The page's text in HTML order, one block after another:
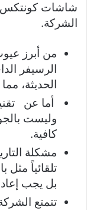
شاشات كونتكس
الشركة.
من أبرز
الرسيفر
الحديثة،
وليست
كافية.
مشكلة
تلقائياً مثل
بل يجب
تتمتع